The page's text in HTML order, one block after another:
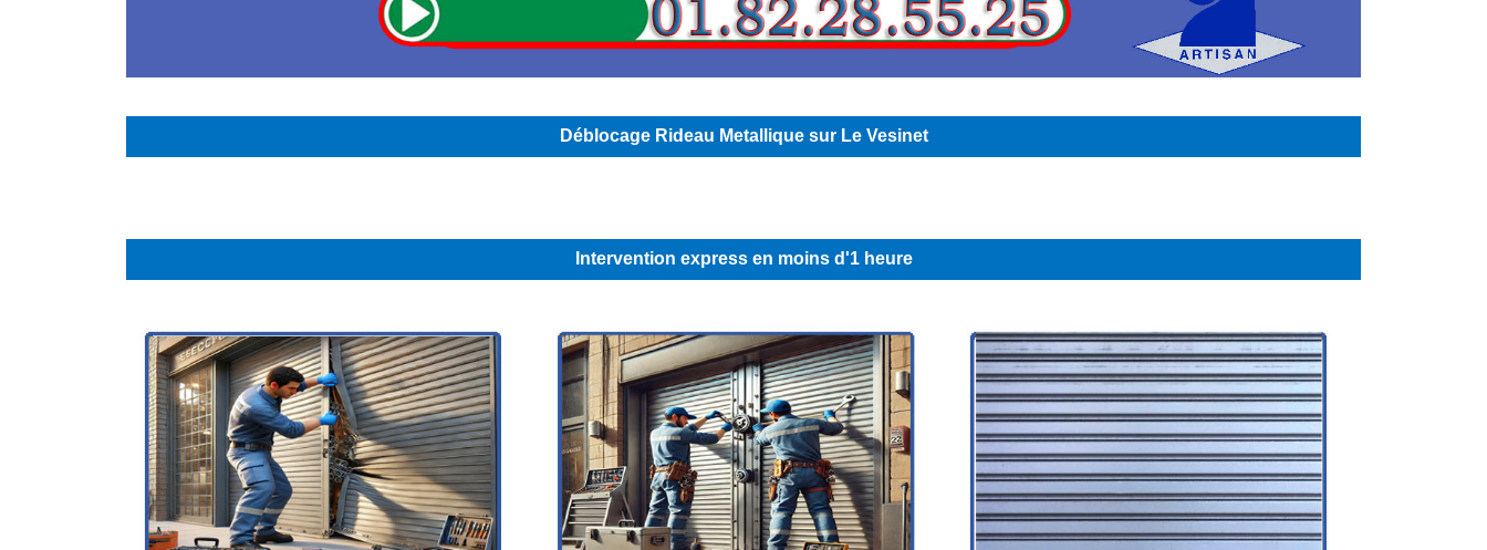
Déblocage Rideau Metallique sur Le Vesinet
Intervention express en moins d'1 heure